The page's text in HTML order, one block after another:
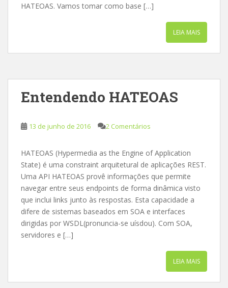
HATEOAS. Vamos tomar como base […]
LEIA MAIS
Entendendo HATEOAS
13 de junho de 2016 2 Comentários
HATEOAS (Hypermedia as the Engine of Application
State) é uma constraint arquitetural de aplicações REST.
Uma API HATEOAS provê informações que permite
navegar entre seus endpoints de forma dinâmica visto
que inclui links junto às respostas. Esta capacidade a
difere de sistemas baseados em SOA e interfaces
dirigidas por WSDL(pronuncia-se uísdou). Com SOA,
servidores e […]
LEIA MAIS